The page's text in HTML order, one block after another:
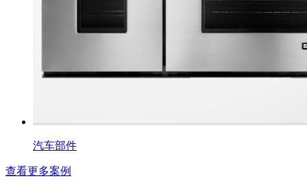
汽车部件
查看更多案例